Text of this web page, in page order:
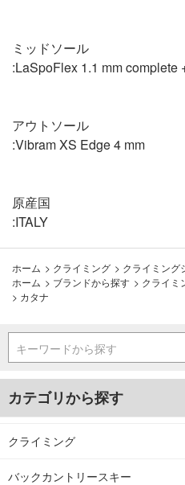
ミッドソール
:LaSpoFlex 1.1 mm complete
アウトソール
:Vibram XS Edge 4 mm
原産国
:ITALY
ホーム > クライミング > クライミング
ホーム > ブランドから探す > クライミ
> カタナ
キーワードから探す
カテゴリから探す
クライミング
バックカントリースキー